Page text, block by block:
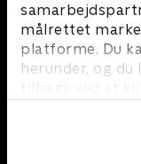
målrettet
platforme. Du
herunder, og
tilbage ved at